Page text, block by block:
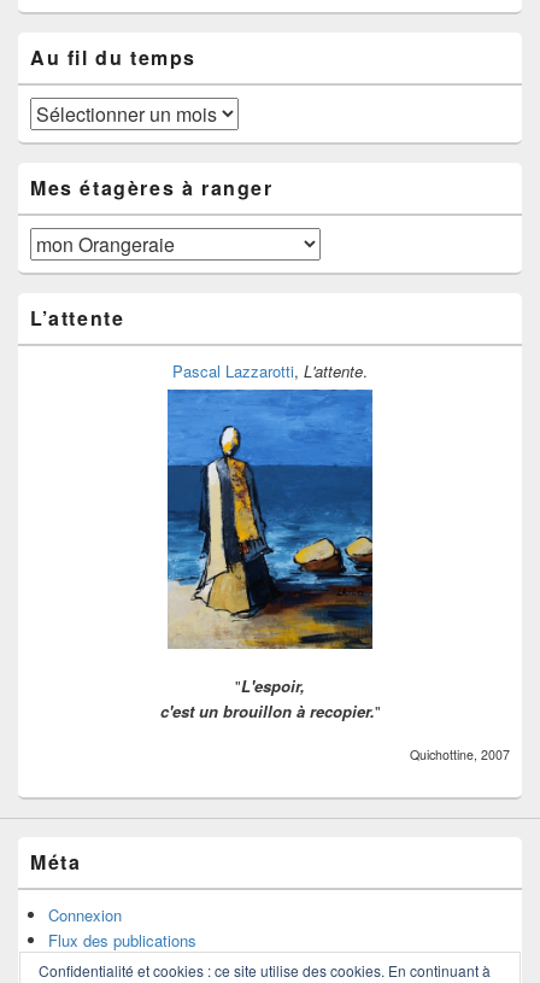
Au fil du temps
Au
fil
temps
Mes étagères à ranger
Mes
étagères
ranger
L’attente
Pascal Lazzarotti, L'attente.
"L'espoir,
c'est un brouillon à recopier."
Quichottine, 2007
Méta
Connexion
Flux des publications
Flux des commentaires
Confidentialité et cookies : ce site utilise des cookies. En continuant à